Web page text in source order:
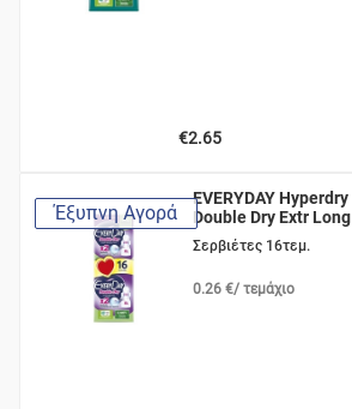
€2.65
Έξυπνη Αγορά
EVERYDAY Hyperdry
Double Dry Extr Long
Σερβιέτες 16τεμ.
0.26 €/ τεμάχιο